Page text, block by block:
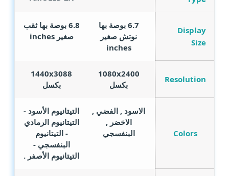
Display
Size
6.7 بوصة بها
نوتش صغير
inches
6.8 بوصة بها ثقب
صغيرinches
Resolution
1080x2400
بكسل
1440x3088
بكسل
Colors
الاسود , الفضي ,
الاخضر ,
البنفسجي
التيتانيوم الأسود -
التيتانيوم الرمادي
- التيتانيوم
البنفسجي -
التيتانيوم الأصفر .